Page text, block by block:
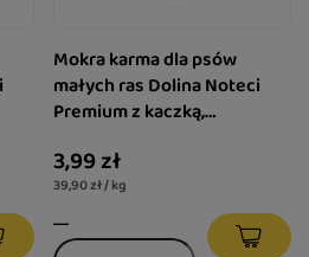
Mokra karma dla psów
małych ras Dolina Noteci
Premium z kaczką,
g
3,99 zł
39,90 zł / kg